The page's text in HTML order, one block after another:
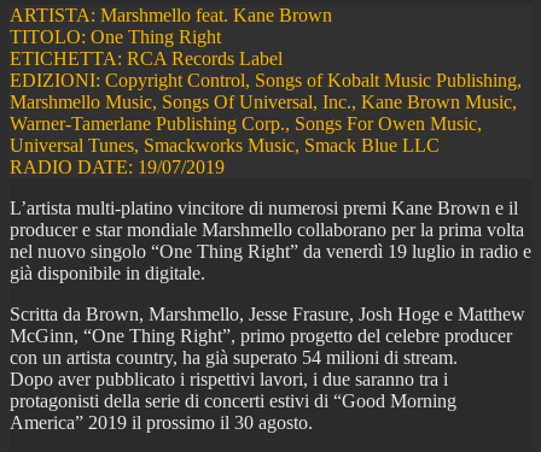
ARTISTA: Marshmello feat. Kane Brown
TITOLO: One Thing Right
ETICHETTA: RCA Records Label
EDIZIONI: Copyright Control, Songs of Kobalt Music Publishing,
Marshmello Music, Songs Of Universal, Inc., Kane Brown Music,
Warner-Tamerlane Publishing Corp., Songs For Owen Music,
Universal Tunes, Smackworks Music, Smack Blue LLC
RADIO DATE: 19/07/2019
L’artista multi-platino vincitore di numerosi premi Kane Brown e il
producer e star mondiale Marshmello collaborano per la prima volta
nel nuovo singolo “One Thing Right” da venerdì 19 luglio in radio e
già disponibile in digitale.
Scritta da Brown, Marshmello, Jesse Frasure, Josh Hoge e Matthew
McGinn, “One Thing Right”, primo progetto del celebre producer
con un artista country, ha già superato 54 milioni di stream.
Dopo aver pubblicato i rispettivi lavori, i due saranno tra i
protagonisti della serie di concerti estivi di “Good Morning
America” 2019 il prossimo il 30 agosto.